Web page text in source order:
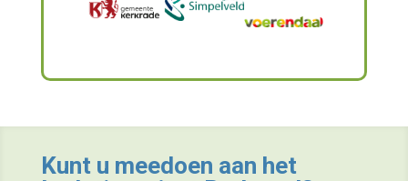
Kunt u meedoen aan het